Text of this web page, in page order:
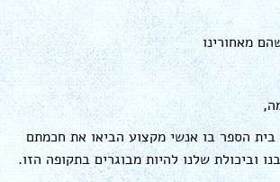
מאחורינו
בית הספר בו אנשי מקצוע הביאו את חכמתם
וביכולת שלנו להיות מבוגרים בתקופה הזו.